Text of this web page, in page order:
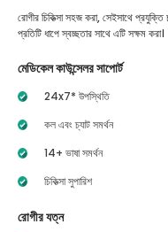
রোগীর চিকিত্সা সহজ করা, সেইসাথে প্রযুক্তি
প্রতিটি ধাপে স্বচ্ছতার সাথে এটি সক্ষম করা।
মেডিকেল কাউন্সেলর সাপোর্ট
24x7* উপস্থিতি
কল এবং চ্যাট সমর্থন
14+ ভাষা সমর্থন
চিকিত্সা সুপারিশ
রোগীর যত্ন